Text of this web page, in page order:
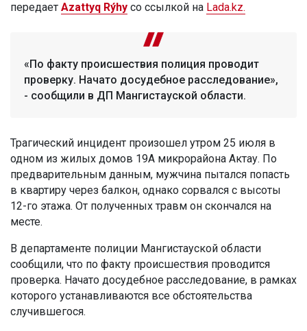
передает Azattyq Rýhy со ссылкой на Lada.kz.
«По факту происшествия полиция проводит
проверку. Начато досудебное расследование»,
- сообщили в ДП Мангистауской области.
Трагический инцидент произошел утром 25 июля в
одном из жилых домов 19А микрорайона Актау. По
предварительным данным, мужчина пытался попасть
в квартиру через балкон, однако сорвался с высоты
12-го этажа. От полученных травм он скончался на
месте.
В департаменте полиции Мангистауской области
сообщили, что по факту происшествия проводится
проверка. Начато досудебное расследование, в рамках
которого устанавливаются все обстоятельства
случившегося.